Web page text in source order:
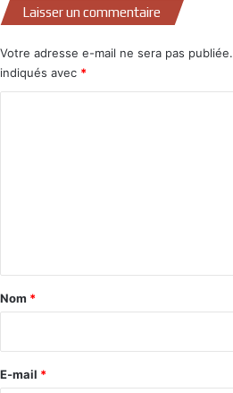
Laisser un commentaire
Votre adresse e-mail ne sera pas publiée.
indiqués avec *
a
e
Nom *
E-mail *